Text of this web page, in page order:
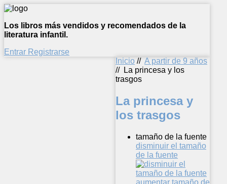
Los libros más vendidos y recomendados de la
literatura infantil.
Entrar Registrarse
Inicio // A partir de 9 años
// La princesa y los
trasgos
La princesa y
los trasgos
tamaño de la fuente
disminuir el tamaño
de la fuente
aumentar tamaño de